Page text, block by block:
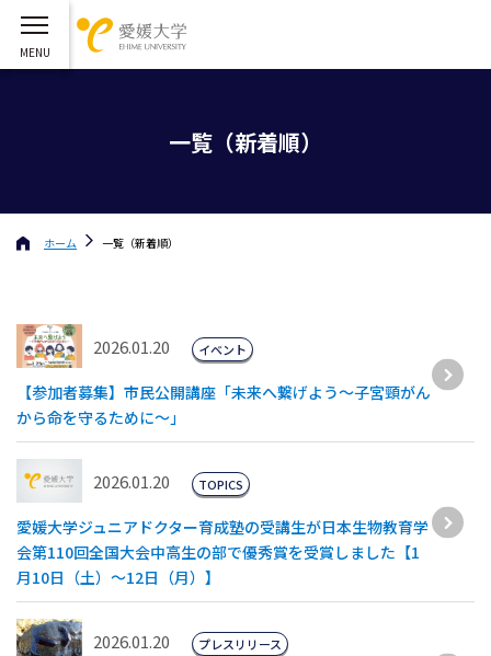
一覧（新着順）
ホーム 一覧（新着順）
2026.01.20
【参加者募集】市民公開講座「未来へ繋げよう～子宮頸がん
から命を守るために～」
イベント
2026.01.20
愛媛大学ジュニアドクター育成塾の受講生が日本生物教育学
会第110回全国大会中高生の部で優秀賞を受賞しました【1
月10日（土）〜12日（月）】
TOPICS
2026.01.20 プレスリリース